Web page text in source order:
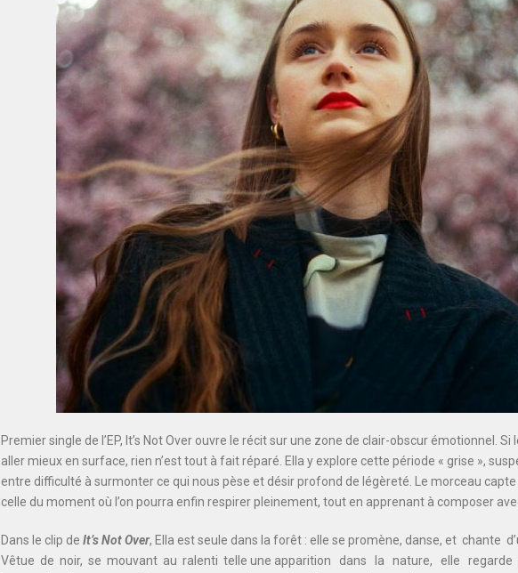
Premier single de l’EP, It’s Not Over ouvre le récit sur une zone de clair-obscur émotionnel.
aller mieux en surface, rien n’est tout à fait réparé. Ella y explore cette période « grise »,
entre difficulté à surmonter ce qui nous pèse et désir profond de légèreté. Le morceau
celle du moment où l’on pourra enfin respirer pleinement, tout en apprenant à composer
Dans le clip deIt’s Not Over, Ella est seule dans la forêt : elle se promène, danse, et chante
Vêtue de noir, se mouvant au ralenti telle une apparition dans la nature, elle regarde